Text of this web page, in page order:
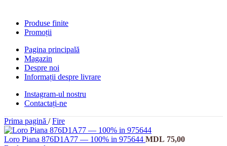
Produse finite
Promoții
Pagina principală
Magazin
Despre noi
Informații despre livrare
Instagram-ul nostru
Contactați-ne
Prima pagină / Fire
Loro Piana 876D1A77 — 100% in 975644 MDL 75,00